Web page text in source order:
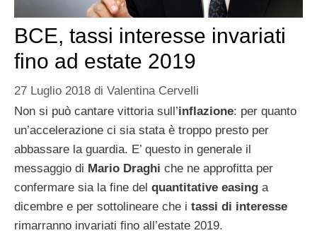
BCE, tassi interesse invariati
fino ad estate 2019
27 Luglio 2018 di Valentina Cervelli
Non si può cantare vittoria sull’inflazione: per quanto
un’accelerazione ci sia stata è troppo presto per
abbassare la guardia. E’ questo in generale il
messaggio di Mario Draghi che ne approfitta per
confermare sia la fine del quantitative easing a
dicembre e per sottolineare che i tassi di interesse
rimarranno invariati fino all’estate 2019.